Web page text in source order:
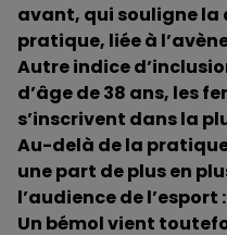
avant, qui souligne
pratique, liée à
Autre indice
d’âge de 38 ans, les
s’inscrivent dans la
Au-delà de la
une part de plus en
l’audience de l’esport
Un bémol vient